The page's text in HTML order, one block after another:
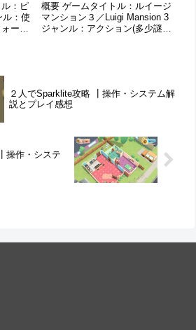
：ピ
ル：使
ー
難易
概要 ゲームタイトル：ルイージ
マンション３／Luigi Mansion 3
ジャンル：アクション(多少謎解
２人でSparklite攻略 ┃操作・システム解
説とプレイ感想
操作・システ